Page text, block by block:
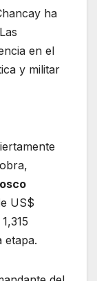
ha
en el
y militar
US$
etapa.